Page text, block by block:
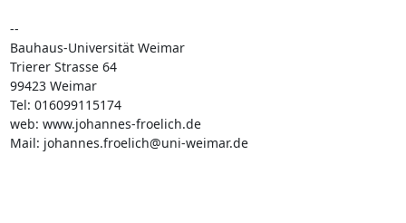
--
Bauhaus-Universität Weimar
Trierer Strasse 64
99423 Weimar
Tel: 016099115174
web: www.johannes-froelich.de
Mail: johannes.froelich@uni-weimar.de